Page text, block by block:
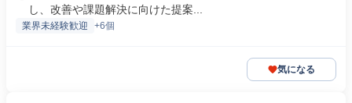
し、改善や課題解決に向けた提案...
業界未経験歓迎 +6個
気になる